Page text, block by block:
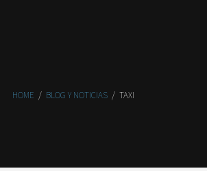
HOME / BLOG Y NOTICIAS / TAXI